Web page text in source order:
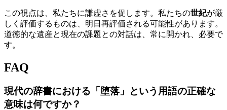
この視点は、私たちに謙虚さを促します。私たちの世紀が厳
しく評価するものは、明日再評価される可能性があります。
道徳的な遺産と現在の課題との対話は、常に開かれ、必要で
す。
FAQ
現代の辞書における「堕落」という用語の正確な
意味は何ですか？